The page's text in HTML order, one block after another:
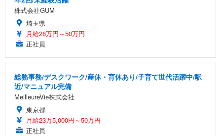
株式会社GUM
埼玉県
月給28万円～50万円
正社員
総務事務/デスクワーク/産休・育休あり/子育て世代活躍中/駅
近/マニュアル完備
MeilleureVie株式会社
東京都
月給23万5,000円～50万円
正社員